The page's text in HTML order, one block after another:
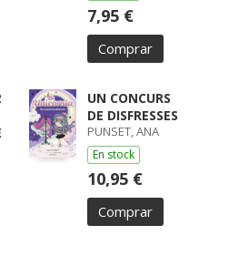
7,95 €
Comprar
UN CONCURS
DE DISFRESSES
PUNSET, ANA
En stock
10,95 €
Comprar